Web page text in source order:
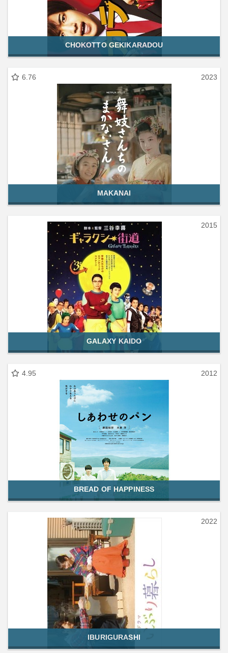
CHOKOTTO GEKIKARADOU
6.76 2023
MAKANAI
2015
GALAXY KAIDO
4.95 2012
BREAD OF HAPPINESS
2022
IBURIGURASHI